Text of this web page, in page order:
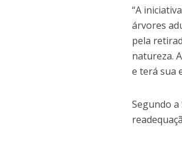
“A
árvores
pela
natureza.
e terá sua
Segundo